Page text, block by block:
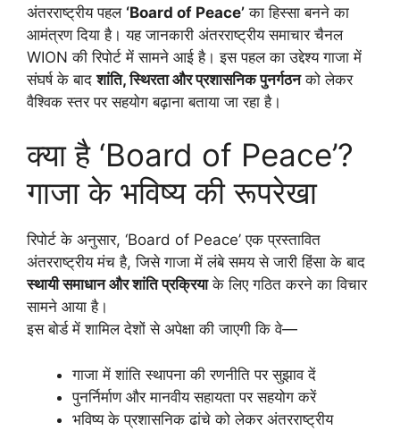
अंतरराष्ट्रीय पहल ‘Board of Peace’ का हिस्सा बनने का
आमंत्रण दिया है। यह जानकारी अंतरराष्ट्रीय समाचार चैनल
WION की रिपोर्ट में सामने आई है। इस पहल का उद्देश्य गाजा में
संघर्ष के बादशांति, स्थिरता और प्रशासनिक पुनर्गठनको लेकर
वैश्विक स्तर पर सहयोग बढ़ाना बताया जा रहा है।
क्या है ‘Board of Peace’?
गाजा के भविष्य की रूपरेखा
रिपोर्ट के अनुसार, ‘Board of Peace’ एक प्रस्तावित
अंतरराष्ट्रीय मंच है, जिसे गाजा में लंबे समय से जारी हिंसा के बाद
स्थायी समाधान और शांति प्रक्रियाके लिए गठित करने का विचार
सामने आया है।
इस बोर्ड में शामिल देशों से अपेक्षा की जाएगी कि वे—
गाजा में शांति स्थापना की रणनीति पर सुझाव दें
पुनर्निर्माण और मानवीय सहायता पर सहयोग करें
भविष्य के प्रशासनिक ढांचे को लेकर अंतरराष्ट्रीय